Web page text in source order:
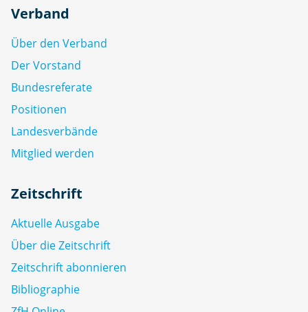
Verband
Über den Verband
Der Vorstand
Bundesreferate
Positionen
Landesverbände
Mitglied werden
Zeitschrift
Aktuelle Ausgabe
Über die Zeitschrift
Zeitschrift abonnieren
Bibliographie